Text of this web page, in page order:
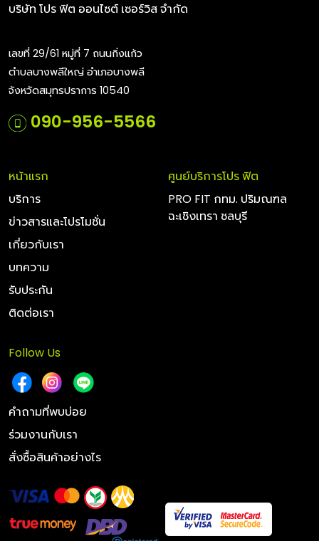
บริษัท โปร ฟิต ออนไซต์ เซอร์วิส จำกัด
เลขที่ 29/61 หมู่ที่ 7 ถนนกิ่งแก้ว
ตำบลบางพลีใหญ่ อำเภอบางพลี
จังหวัดสมุทรปราการ 10540
090-956-5566
หน้าแรก
บริการ
ข่าวสารและโปรโมชั่น
เกี่ยวกับเรา
บทความ
รับประกัน
ติดต่อเรา
ศูนย์บริการโปร ฟิต
PRO FIT กทม. ปริมณฑล
ฉะเชิงเทรา ชลบุรี
Follow Us
คำถามที่พบบ่อย
ร่วมงานกับเรา
สั่งซื้อสินค้าอย่างไร